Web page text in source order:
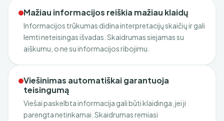
Mažiau informacijos reiškia mažiau klaidų
Informacijos trūkumas didina interpretacijų skaičių ir gali
lemti neteisingas išvadas. Skaidrumas siejamas su
aiškumu, o ne su informacijos ribojimu.
Viešinimas automatiškai garantuoja
teisingumą
Viešai paskelbta informacija gali būti klaidinga, jei ji
parengta netinkamai. Skaidrumas remiasi